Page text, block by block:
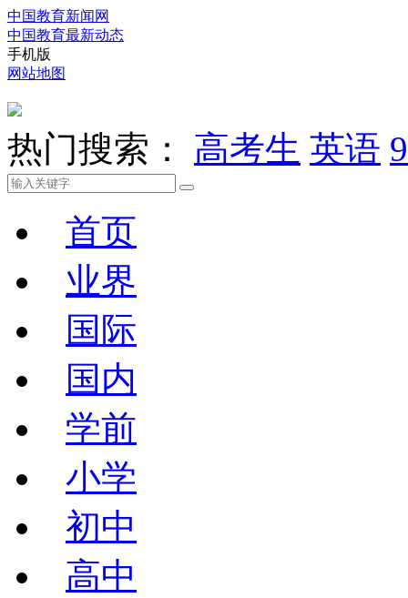
中国教育新闻网
中国教育最新动态
手机版
网站地图
热门搜索： 高考生 英语
首页
业界
国际
国内
学前
小学
初中
高中